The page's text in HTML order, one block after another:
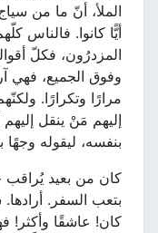
الملأ، أنّ ما من
أيًّا كانوا. فالناس
المزدرُون، فكلّ
وفوق الجميع، فهي
مرارًا وتكرارًا.
إليهم مَنْ ينقل إليهم
بنفسه، ليقوله وجهًا
كان من بعيد يُراقب
بتعب السفر. أرادها.
كان! عاشقًا وأكثر! فهي